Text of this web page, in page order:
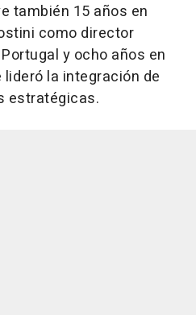
también 15 años en
como director
y ocho años en
la integración de
estratégicas.